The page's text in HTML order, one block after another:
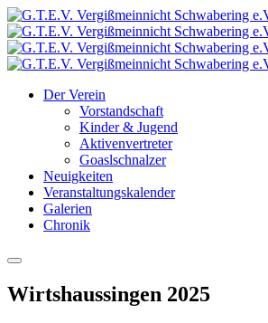
Der Verein
Vorstandschaft
Kinder & Jugend
Aktivenvertreter
Goaslschnalzer
Neuigkeiten
Veranstaltungskalender
Galerien
Chronik
Wirtshaussingen 2025